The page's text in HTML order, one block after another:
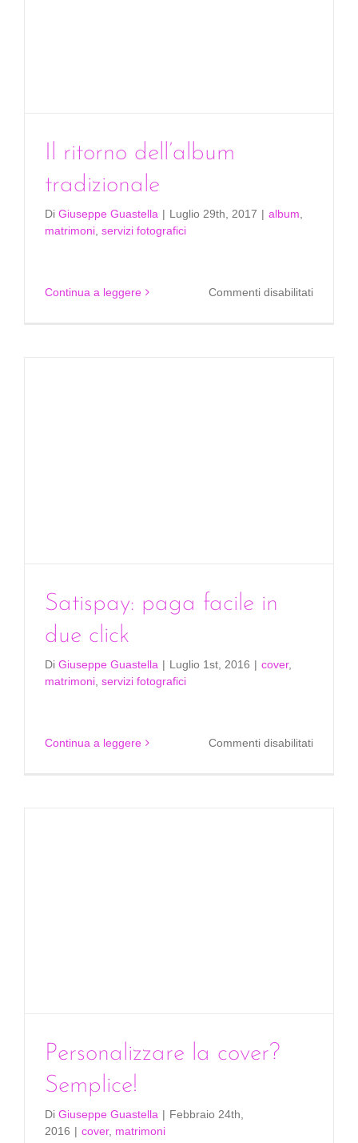
Il ritorno dell’album
tradizionale
Di Giuseppe Guastella | Luglio 29th, 2017 | album
matrimoni servizi fotografici
Continua a leggere Commenti disabilitatisu
Satispay: paga facile in
due click
Di Giuseppe Guastella | Luglio 1st, 2016 | cover,
matrimoni servizi fotografici
Continua a leggere Commenti disabilitatisu
Personalizzare la cover?
Semplice!
Di Giuseppe Guastella | Febbraio 24th,
2016 | cover, matrimoni